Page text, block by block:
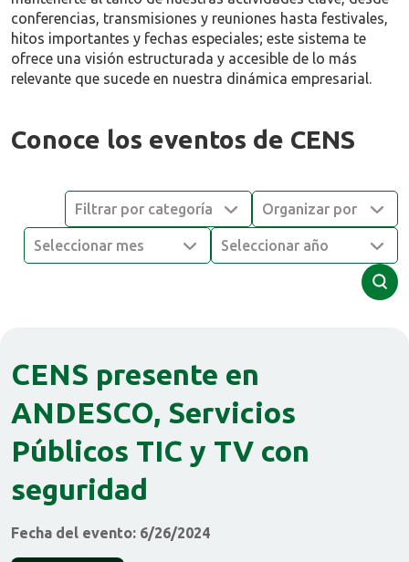
conferencias, transmisiones y reuniones hasta festivales,
hitos importantes y fechas especiales; este sistema te
ofrece una visión estructurada y accesible de lo más
relevante que sucede en nuestra dinámica empresarial.
Conoce los eventos de CENS
Filtrar por categoría
Organizar
por
Seleccionar mes
Seleccionar año
CENS presente en
ANDESCO, Servicios
Públicos TIC y TV con
seguridad
Fecha del evento: 6/26/2024